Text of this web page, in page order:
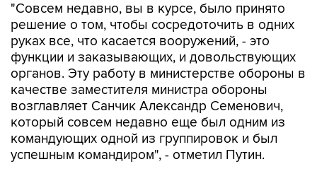
"Совсем недавно, вы в курсе, было принято
решение о том, чтобы сосредоточить в одних
руках все, что касается вооружений, - это
функции и заказывающих, и довольствующих
органов. Эту работу в министерстве обороны в
качестве заместителя министра обороны
возглавляет Санчик Александр Семенович,
который совсем недавно еще был одним из
командующих одной из группировок и был
успешным командиром", - отметил Путин.